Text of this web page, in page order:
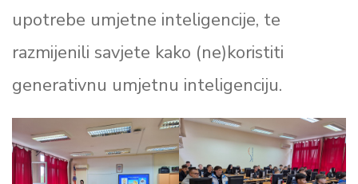
upotrebe umjetne inteligencije, te
razmijenili savjete kako (ne)koristiti
generativnu umjetnu inteligenciju.